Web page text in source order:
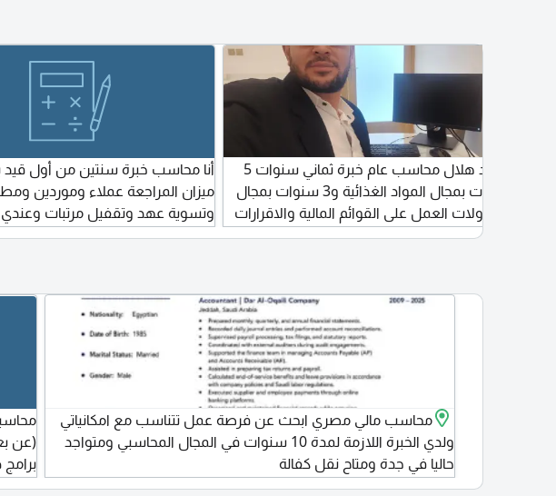
أنا محاسب خبرة سنتين من أول قيد
ميزان المراجعة عملاء وموردين
وتسوية عهد وتقفيل مرتبات وعندي
دخل. مركز مالي. دخل شامل. حقوق
محمد هلال محاسب عام خبرة ثماني سنوات 5
سنوات بمجال المواد الغذائية و3 سنوات بمجال
المقاولات العمل على القوائم المالية والاقرارات
الضريبية والتعامل مع الجهات الحكومية والعمل
محاسب مالي مصري ابحث عن فرصة عمل تتناسب مع امكانياتي
ولدي الخبرة اللازمة لمدة 10 سنوات في المجال المحاسبي ومتواجد
حاليا في جدة ومتاح نقل كفالة